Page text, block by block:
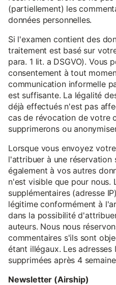
(partiellement) les
données personnelles.
Si l'examen contient des
traitement est basé sur
para. 1 lit. a DSGVO). Vous
consentement à tout
communication informelle
est suffisante. La légalité
déjà effectués n'est pas
cas de révocation de votre
supprimerons ou
Lorsque vous envoyez
l'attribuer à une réservation
également à vos autres
n'est visible que pour
supplémentaires (adresse
légitime conformément à
dans la possibilité
auteurs. Nous nous
commentaires s'ils sont
étant illégaux. Les
supprimées après 4
Newsletter (Airship)